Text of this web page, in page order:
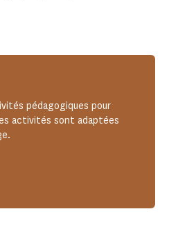
pédagogiques pour
activités sont adaptées